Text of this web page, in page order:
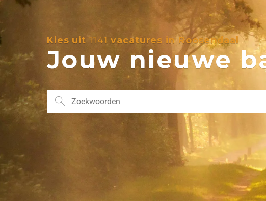
Kies uit 1141 vacatures in Roosendaal
Jouw nieuwe